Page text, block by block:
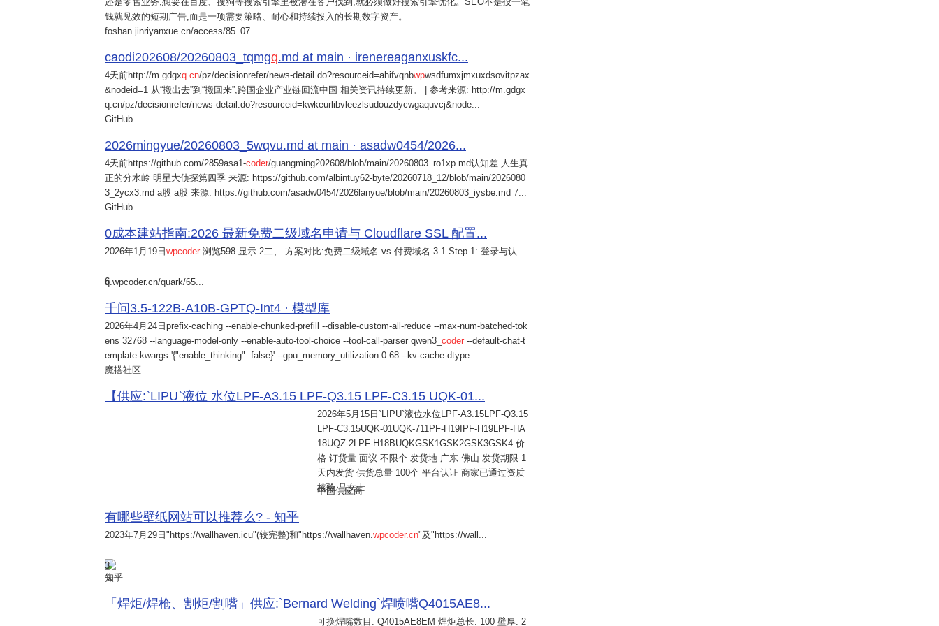
钱就见效的短期广告,而是一项需要策略、耐心和持续投入的长期数字资产。
foshan.jinriyanxue.cn/access/85_07...
caodi202608/20260803_tqmgq.md at main · irenereaganxuskfc...
4天前http://m.gdgxq cn/pz/decisionrefer/news-detail.do?resourceid=ahifvqnbwpwsdfumxjmxuxdsovitpzax
&nodeid=1 从“搬出去”到“搬回来”,跨国企业产业链回流中国 相关资讯持续更新。 | 参考来源: http://m.gdgx
q.cn/pz/decisionrefer/news-detail.do?resourceid=kwkeurlibvleezlsudouzdycwgaquvcj&node...
GitHub
2026mingyue/20260803_5wqvu.md at main · asadw0454/2026...
4天前https://github.com/2859asa1-coder/guangming202608/blob/main/20260803_ro1xp.md认知差 人生真
正的分水岭 明星大侦探第四季 来源: https://github.com/albintuy62-byte/20260718_12/blob/main/2026080
3_2ycx3.md a股 a股 来源: https://github.com/asadw0454/2026lanyue/blob/main/20260803_iysbe.md 7...
GitHub
0成本建站指南:2026 最新免费二级域名申请与 Cloudflare SSL 配置...
2026年1月19日wpcoder 浏览598 显示 2二、 方案对比:免费二级域名 vs 付费域名 3.1 Step 1: 登录与认...
6
q.wpcoder.cn/quark/65...
千问3.5-122B-A10B-GPTQ-Int4 · 模型库
2026年4月24日 prefix-caching --enable-chunked-prefill --disable-custom-all-reduce --max-num-batched-tok
ens 32768 --language-model-only --enable-auto-tool-choice --tool-call-parser qwen3_ coder --default-chat-t
emplate-kwargs '{"enable_thinking": false}' --gpu_memory_utilization 0.68 --kv-cache-dtype ...
魔搭社区
【供应:`LIPU`液位 水位LPF-A3.15 LPF-Q3.15 LPF-C3.15 UQK-01...
2026年5月15日 `LIPU`液位水位LPF-A3.15LPF-Q3.15
LPF-C3.15UQK-01UQK-711PF-H19IPF-H19LPF-HA
18UQZ-2LPF-H18BUQKGSK1GSK2GSK3GSK4 价
格 订货量 面议 不限个 发货地 广东 佛山 发货期限 1
天内发货 供货总量 100个 平台认证 商家已通过资质
核验 吕女士 ...
中国供应商
有哪些壁纸网站可以推荐么? - 知乎
2023年7月29日 "https://wallhaven.icu"(较完整)和"https://wallhaven.wpcoder.cn"及"https://wall...
3
知乎
「焊炬/焊枪、割炬/割嘴」供应:`Bernard Welding`焊喷嘴Q4015AE8...
可换焊嘴数目: Q4015AE8EM 焊炬总长: 100 壁厚: 2